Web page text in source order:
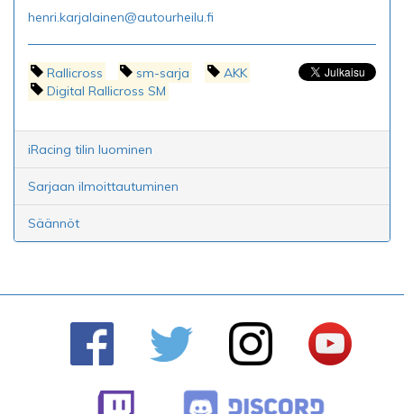
henri.karjalainen@autourheilu.fi
Rallicross sm-sarja
AKK
Digital Rallicross SM
iRacing tilin luominen
Sarjaan ilmoittautuminen
Säännöt